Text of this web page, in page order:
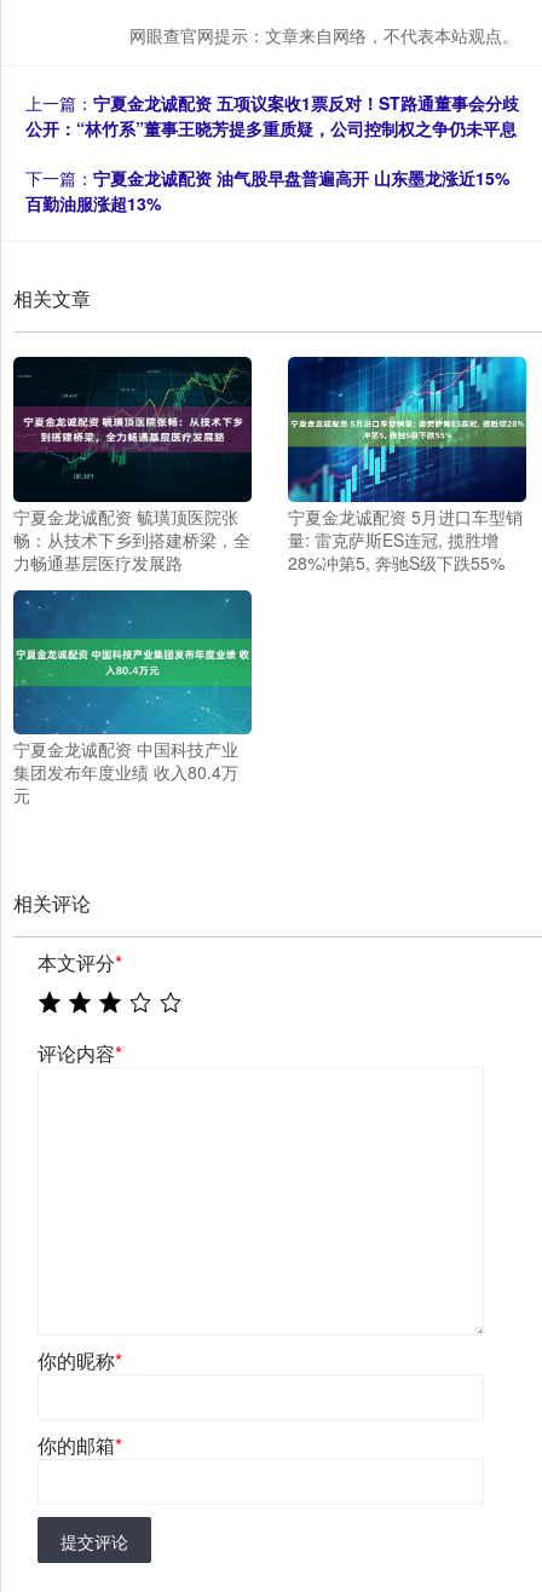
网眼查官网提示：文章来自网络，不代表本站观点。
上一篇： 宁夏金龙诚配资 五项议案收1票反对！ST路通董事会分歧
公开：“林竹系”董事王晓芳提多重质疑，公司控制权之争仍未平息
下一篇： 宁夏金龙诚配资 油气股早盘普遍高开 山东墨龙涨近15%
百勤油服涨超13%
相关文章
宁夏金龙诚配资 毓璜顶医院张
畅：从技术下乡到搭建桥梁，全
力畅通基层医疗发展路
宁夏金龙诚配资 5月进口车型销
量: 雷克萨斯ES连冠, 揽胜增
28%冲第5, 奔驰S级下跌55%
宁夏金龙诚配资 中国科技产业
集团发布年度业绩 收入80.4万
元
相关评论
本文评分*
评论内容*
你的昵称*
你的邮箱*
提交评论